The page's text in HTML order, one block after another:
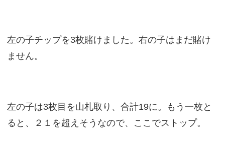
左の子チップを3枚賭けました。右の子はまだ賭け
ません。
左の子は3枚目を山札取り、合計19に。もう一枚と
ると、２１を超えそうなので、ここでストップ。